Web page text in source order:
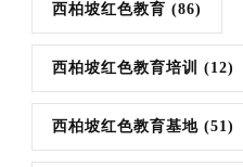
西柏坡红色教育 (86)
西柏坡红色教育培训 (12)
西柏坡红色教育基地 (51)